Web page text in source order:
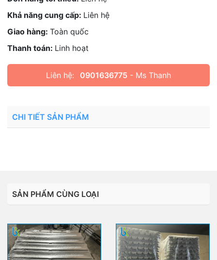
Khả năng cung cấp: Liên hệ
Giao hàng: Toàn quốc
Thanh toán: Linh hoạt
Liên hệ: 0901636775 - Ms Thanh
CHI TIẾT SẢN PHẨM
SẢN PHẨM CÙNG LOẠI